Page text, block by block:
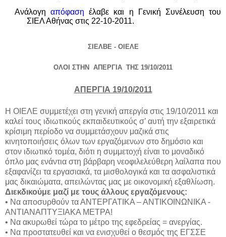
Ανάλογηαπόφαση
έλαβε και η Γενική Συνέλευση του
ΣΙΕΛ Αθήνας στις 22-10-2011.
ΣΙΕΛΒΕ - ΟΙΕΛΕ
ΟΛΟΙ ΣΤΗΝ ΑΠΕΡΓΙΑ ΤΗΣ 19/10/2011
ΑΠΕΡΓΙΑ 19/10/2011
Η ΟΙΕΛΕ συμμετέχει στη γενική απεργία στις 19/10/2011 και
καλεί τους ιδιωτικούς εκπαιδευτικούς σ’ αυτή την εξαιρετικά
κρίσιμη περίοδο να συμμετάσχουν μαζικά στις
κινητοποιήσεις όλων των εργαζόμενων στο δημόσιο και
στον ιδιωτικό τομέα, διότι η συμμετοχή είναι το μοναδικό
όπλο μας ενάντια στη βάρβαρη νεοφιλελεύθερη λαίλαπα που
εξαφανίζει τα εργασιακά, τα μισθολογικά και τα ασφαλιστικά
μας δικαιώματα, απειλώντας μας με οικονομική εξαθλίωση.
Διεκδικούμε μαζί με τους άλλους εργαζόμενους:
• Να αποσυρθούν τα ΑΝΤΕΡΓΑΤΙΚΑ – ΑΝΤΙΚΟΙΝΩΝΙΚΑ -
ΑΝΤΙΑΝΑΠΤΥΞΙΑΚΑ ΜΕΤΡΑ!
• Να ακυρωθεί τώρα το μέτρο της εφεδρείας = ανεργίας.
• Να προστατευθεί και να ενισχυθεί ο θεσμός της ΕΓΣΣΕ